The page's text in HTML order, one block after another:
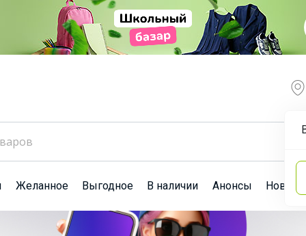
Желанное Выгодное В наличии Анонсы